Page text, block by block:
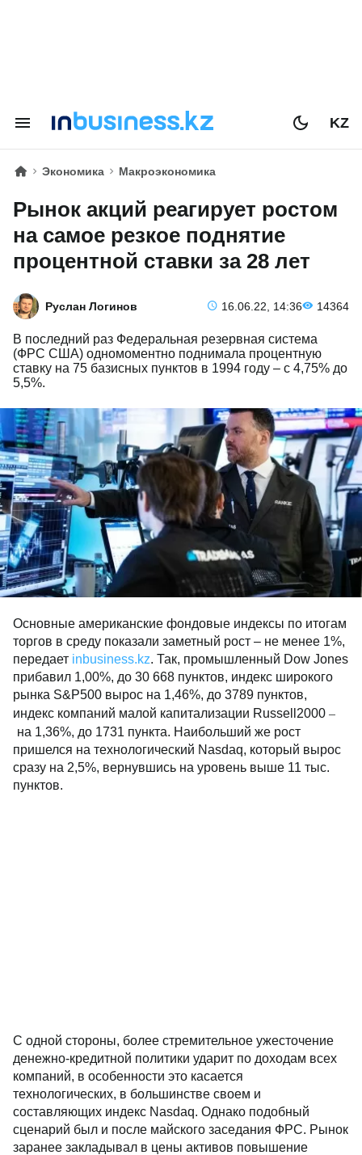
KZ
Экономика Макроэкономика
Рынок акций реагирует ростом
на самое резкое поднятие
процентной ставки за 28 лет
Руслан Логинов 16.06.22, 14:36 14364
В последний раз Федеральная резервная система
(ФРС США) одномоментно поднимала процентную
ставку на 75 базисных пунктов в 1994 году – с 4,75% до
5,5%.
Основные американские фондовые индексы по итогам
торгов в среду показали заметный рост – не менее 1%,
передает inbusiness.kz. Так, промышленный Dow Jones
прибавил 1,00%, до 30 668 пунктов, индекс широкого
рынка S&P500 вырос на 1,46%, до 3789 пунктов,
индекс компаний малой капитализации Russell2000 –
на 1,36%, до 1731 пункта. Наибольший же рост
пришелся на технологический Nasdaq, который вырос
сразу на 2,5%, вернувшись на уровень выше 11 тыс.
пунктов.
С одной стороны, более стремительное ужесточение
денежно-кредитной политики ударит по доходам всех
компаний, в особенности это касается
технологических, в большинстве своем и
составляющих индекс Nasdaq. Однако подобный
сценарий был и после майского заседания ФРС. Рынок
заранее закладывал в цены активов повышение